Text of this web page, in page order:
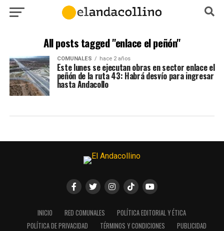
All posts tagged "enlace el peñón"
COMUNALES hace 2 años
Este lunes se ejecutan obras en sector enlace el
peñón de la ruta 43: Habrá desvío para ingresar
hasta Andacollo
INICIO RED COMUNALES
POLÍTICA EDITORIAL Y ÉTICA
POLÍTICA DE PRIVACIDAD
TÉRMINOS Y CONDICIONES
PUBLICIDAD